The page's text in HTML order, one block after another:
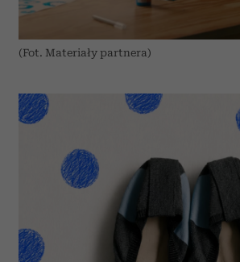
(Fot. Materiały partnera)